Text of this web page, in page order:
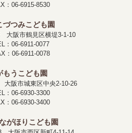
：06-6915-8530
づつみこども園
大阪市鶴見区横堤3-1-10
：06-6911-0077
：06-6911-0078
もうこども園
阪市城東区中央2-10-26
：06-6930-3300
：06-6930-3400
がほりこども園